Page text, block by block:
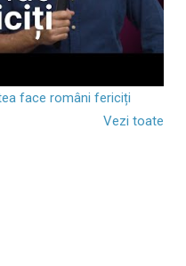
face români fericiți
Vezi toate